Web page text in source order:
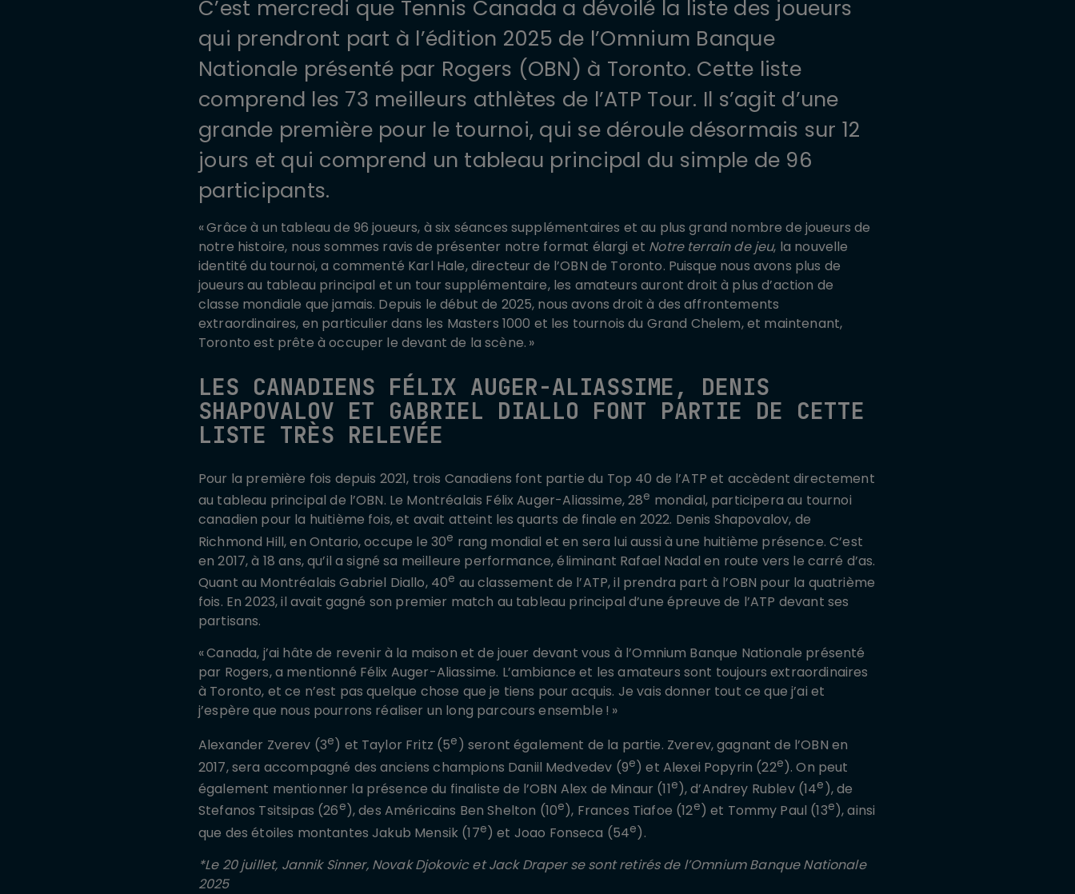
C’est mercredi que Tennis Canada a dévoilé la liste des joueurs
qui prendront part à l’édition 2025 de l’Omnium Banque
Nationale présenté par Rogers (OBN) à Toronto. Cette liste
comprend les 73 meilleurs athlètes de l’ATP Tour. Il s’agit d’une
grande première pour le tournoi, qui se déroule désormais sur 12
jours et qui comprend un tableau principal du simple de 96
participants.
« Grâce à un tableau de 96 joueurs, à six séances supplémentaires et au plus grand nombre de joueurs de
notre histoire, nous sommes ravis de présenter notre format élargi et Notre terrain de jeu, la nouvelle
identité du tournoi, a commenté Karl Hale, directeur de l’OBN de Toronto. Puisque nous avons plus de
joueurs au tableau principal et un tour supplémentaire, les amateurs auront droit à plus d’action de
classe mondiale que jamais. Depuis le début de 2025, nous avons droit à des affrontements
extraordinaires, en particulier dans les Masters 1000 et les tournois du Grand Chelem, et maintenant,
Toronto est prête à occuper le devant de la scène. »
LES CANADIENS FÉLIX AUGER-ALIASSIME, DENIS
SHAPOVALOV ET GABRIEL DIALLO FONT PARTIE DE CETTE
LISTE TRÈS RELEVÉE
Pour la première fois depuis 2021, trois Canadiens font partie du Top 40 de l’ATP et accèdent directement
au tableau principal de l’OBN. Le Montréalais Félix Auger-Aliassime, 28e mondial, participera au tournoi
canadien pour la huitième fois, et avait atteint les quarts de finale en 2022. Denis Shapovalov, de
Richmond Hill, en Ontario, occupe le 30e rang mondial et en sera lui aussi à une huitième présence. C’est
en 2017, à 18 ans, qu’il a signé sa meilleure performance, éliminant Rafael Nadal en route vers le carré d’as.
Quant au Montréalais Gabriel Diallo, 40e au classement de l’ATP, il prendra part à l’OBN pour la quatrième
fois. En 2023, il avait gagné son premier match au tableau principal d’une épreuve de l’ATP devant ses
partisans.
« Canada, j’ai hâte de revenir à la maison et de jouer devant vous à l’Omnium Banque Nationale présenté
par Rogers, a mentionné Félix Auger-Aliassime. L’ambiance et les amateurs sont toujours extraordinaires
à Toronto, et ce n’est pas quelque chose que je tiens pour acquis. Je vais donner tout ce que j’ai et
j’espère que nous pourrons réaliser un long parcours ensemble ! »
Alexander Zverev (3e) et Taylor Fritz (5e ) seront également de la partie. Zverev, gagnant de l’OBN en
2017, sera accompagné des anciens champions Daniil Medvedev (9e) et Alexei Popyrin (22e). On peut
également mentionner la présence du finaliste de l’OBN Alex de Minaur (11e), d’Andrey Rublev (14e ), de
Stefanos Tsitsipas (26e), des Américains Ben Shelton (10e), Frances Tiafoe (12e) et Tommy Paul (13e), ainsi
que des étoiles montantes Jakub Mensik (17e) et Joao Fonseca (54e).
*Le 20 juillet, Jannik Sinner, Novak Djokovic et Jack Draper se sont retirés de l’Omnium Banque Nationale
2025